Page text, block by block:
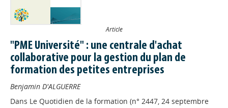
Article
"PME Université" : une centrale d'achat
collaborative pour la gestion du plan de
formation des petites entreprises
Benjamin D'ALGUERRE
Dans Le Quotidien de la formation (n° 2447, 24 septembre